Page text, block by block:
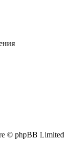
© phpBB Limited